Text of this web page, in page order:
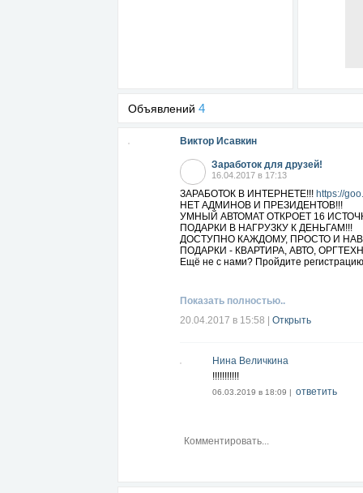
Объявлений 4
Виктор Исавкин
Заработок для друзей!
16.04.2017 в 17:13
ЗАРАБОТОК В ИНТЕРНЕТЕ!!! https://
НЕТ АДМИНОВ И ПРЕЗИДЕНТОВ!!!
УМНЫЙ АВТОМАТ ОТКРОЕТ 16
ПОДАРКИ В НАГРУЗКУ К ДЕНЬГАМ!!!
ДОСТУПНО КАЖДОМУ, ПРОСТО И
ПОДАРКИ - КВАРТИРА, АВТО,
Ещё не с нами? Пройдите
Показать полностью..
20.04.2017 в 15:58
Открыть
Нина Величкина
!!!!!!!!!!!
06.03.2019 в 18:09 | ответить